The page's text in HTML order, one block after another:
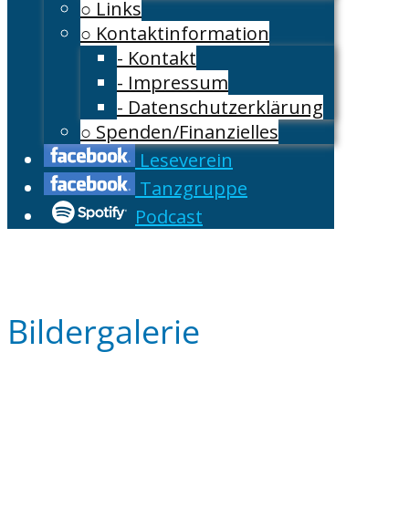
○ Links
○ Kontaktinformation
- Kontakt
- Impressum
- Datenschutzerklärung
○ Spenden/Finanzielles
Leseverein
Tanzgruppe
Podcast
Bildergalerie